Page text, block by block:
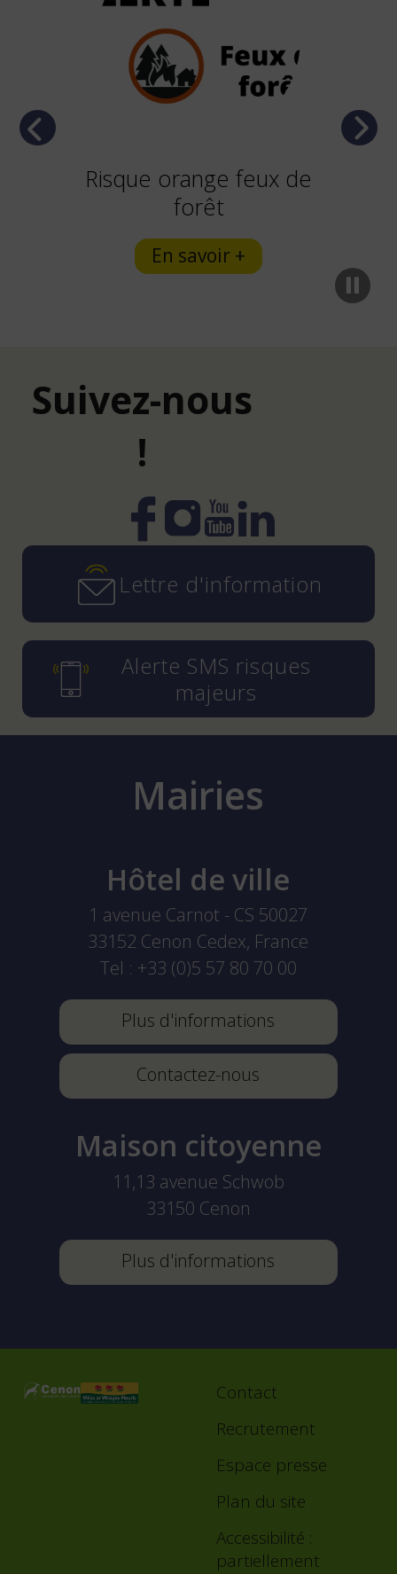
Previous
Risque orange feux de
forêt
En savoir +
Next
Suivez-nous
!
Instagram
YouTube
LinkedIn
Lettre d'information
Alerte SMS risques
majeurs
Mairies
Hôtel de ville
1 avenue Carnot - CS 50027
33152 Cenon Cedex, France
Tel : +33 (0)5 57 80 70 00
Plus d'informations
Contactez-nous
Maison citoyenne
11,13 avenue Schwob
33150 Cenon
Plus d'informations
Footer
Contact
Recrutement
Espace presse
Plan du site
Accessibilité :
partiellement